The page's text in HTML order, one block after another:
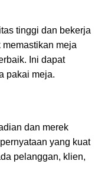
tinggi dan bekerja
meja
Ini dapat
pakai meja.
dan merek
yang kuat
pelanggan, klien,